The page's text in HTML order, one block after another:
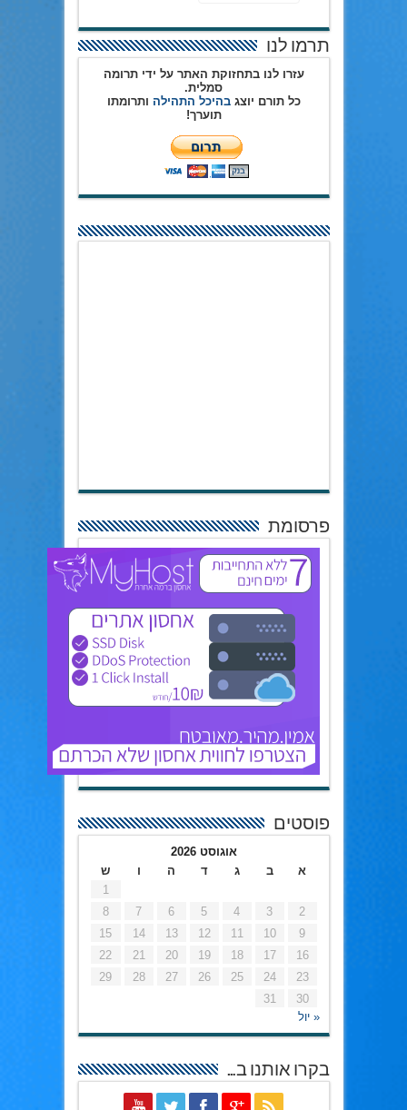
תרמו לנו
עזרו לנו בתחזוקת האתר על ידי תרומה
סמלית.
כל תורם יוצגבהיכל התהילה ותרומתו
תוערך!
פרסומת
פוסטים
אוגוסט 2026
א
ב ג ד ה ו
ש
1
2
3
4
5
6
7
8
9
10
11
12
13
14
15
16
17
18
19
20
21
22
23
24
25
26
27
28
29
30
31
« יול
בקרו אותנו ב…